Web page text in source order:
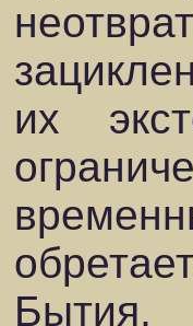
их
Бытия,